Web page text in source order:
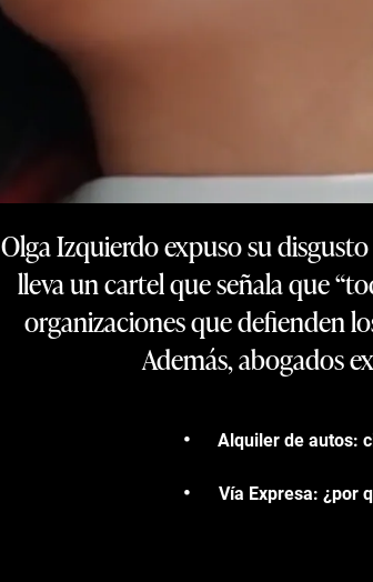
Olga Izquierdo expuso su
lleva un cartel que señala que
organizaciones que defienden
Además, abogados
Alquiler de autos:
Vía Expresa: ¿por